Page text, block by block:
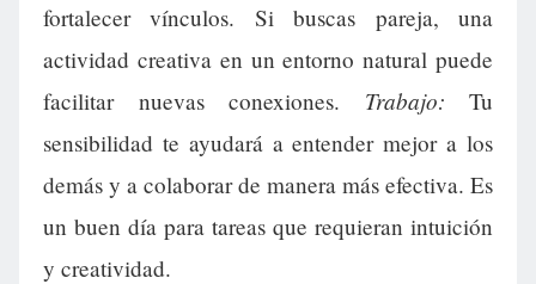
fortalecer vínculos. Si buscas pareja, una
actividad creativa en un entorno natural puede
facilitar nuevas conexiones. Trabajo: Tu
sensibilidad te ayudará a entender mejor a los
demás y a colaborar de manera más efectiva. Es
un buen día para tareas que requieran intuición
y creatividad.